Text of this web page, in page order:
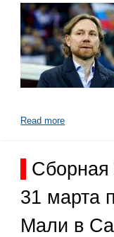
Read more
Сборная
31 марта
Мали в